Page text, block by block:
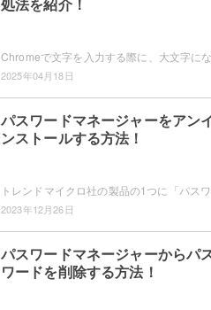
2025年04月18日
パスワードマネージャーをアン
ンストールする方法！
2023年12月26日
パスワードマネージャーからパ
ワードを削除する方法！